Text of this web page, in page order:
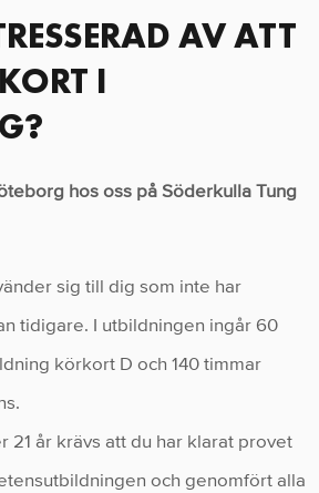
AV ATT
I
hos oss på Söderkulla Tung
sig till dig som inte har
tidigare. I utbildningen ingår 60
körkort D och 140 timmar
21 år krävs att du har klarat provet
och genomfört alla